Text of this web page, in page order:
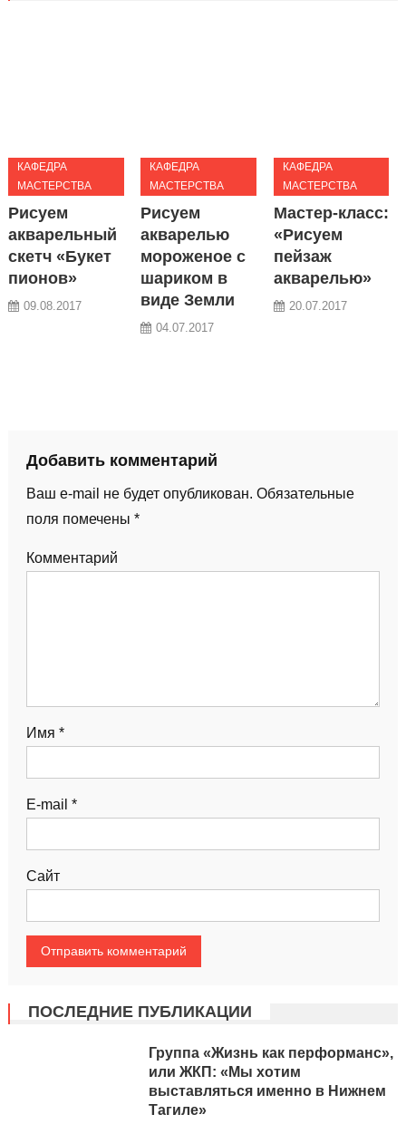
КАФЕДРА
МАСТЕРСТВА
Рисуем
акварельный
скетч «Букет
пионов»
09.08.2017
КАФЕДРА
МАСТЕРСТВА
Рисуем
акварелью
мороженое с
шариком в
виде Земли
04.07.2017
КАФЕДРА
МАСТЕРСТВА
Мастер-класс:
«Рисуем
пейзаж
акварелью»
20.07.2017
Добавить комментарий
Ваш e-mail не будет опубликован. Обязательные
поля помечены *
Комментарий
Имя *
E-mail *
Сайт
ПОСЛЕДНИЕ ПУБЛИКАЦИИ
Группа «Жизнь как перформанс»,
или ЖКП: «Мы хотим
выставляться именно в Нижнем
Тагиле»